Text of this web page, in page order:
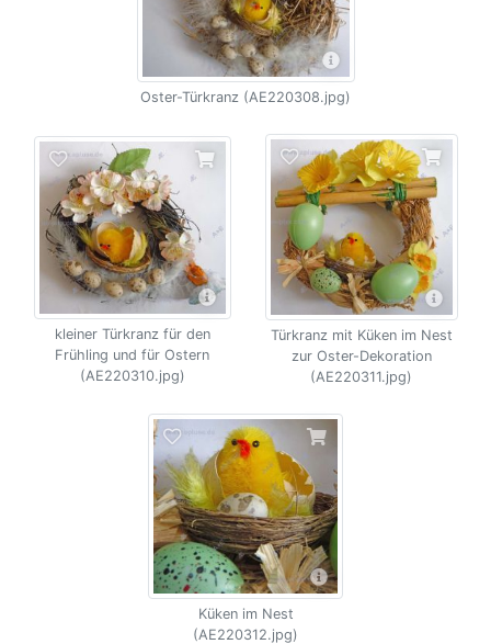
Oster-Türkranz (AE220308.jpg)
kleiner Türkranz für den
Frühling und für Ostern
(AE220310.jpg)
Türkranz mit Küken im Nest
zur Oster-Dekoration
(AE220311.jpg)
Küken im Nest
(AE220312.jpg)